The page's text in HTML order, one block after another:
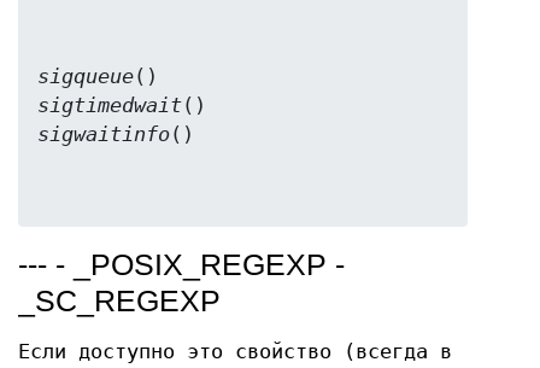
sigqueue
sigtimedwait
sigwaitinfo
--- - _POSIX_REGEXP -
_SC_REGEXP
Если доступно это свойство (всегда в